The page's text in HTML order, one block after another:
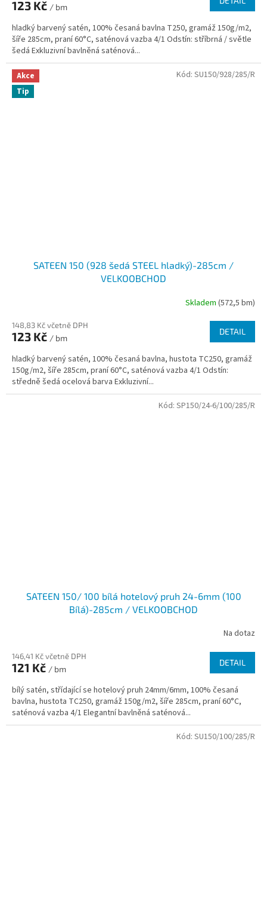
123 Kč / bm
hladký barvený satén, 100% česaná bavlna T250, gramáž 150g/m2,
šíře 285cm, praní 60°C, saténová vazba 4/1 Odstín: stříbrná / světle
šedá Exkluzivní bavlněná saténová...
Akce
Tip
SATEEN 150 (928 šedá STEEL hladký)-285cm /
VELKOOBCHOD
Skladem (572,5 bm)
148,83 Kč včetně DPH
123 Kč / bm
DETAIL
hladký barvený satén, 100% česaná bavlna, hustota TC250, gramáž
150g/m2, šíře 285cm, praní 60°C, saténová vazba 4/1 Odstín:
středně šedá ocelová barva Exkluzivní...
Kód: SU150/928/285/R
SATEEN 150/ 100 bílá hotelový pruh 24-6mm (100
Bílá)-285cm / VELKOOBCHOD
Na dotaz
146,41 Kč včetně DPH
121 Kč / bm
DETAIL
bílý satén, střídající se hotelový pruh 24mm/6mm, 100% česaná
bavlna, hustota TC250, gramáž 150g/m2, šíře 285cm, praní 60°C,
saténová vazba 4/1 Elegantní bavlněná saténová...
Kód: SP150/24-6/100/285/R
Kód: SU150/100/285/R